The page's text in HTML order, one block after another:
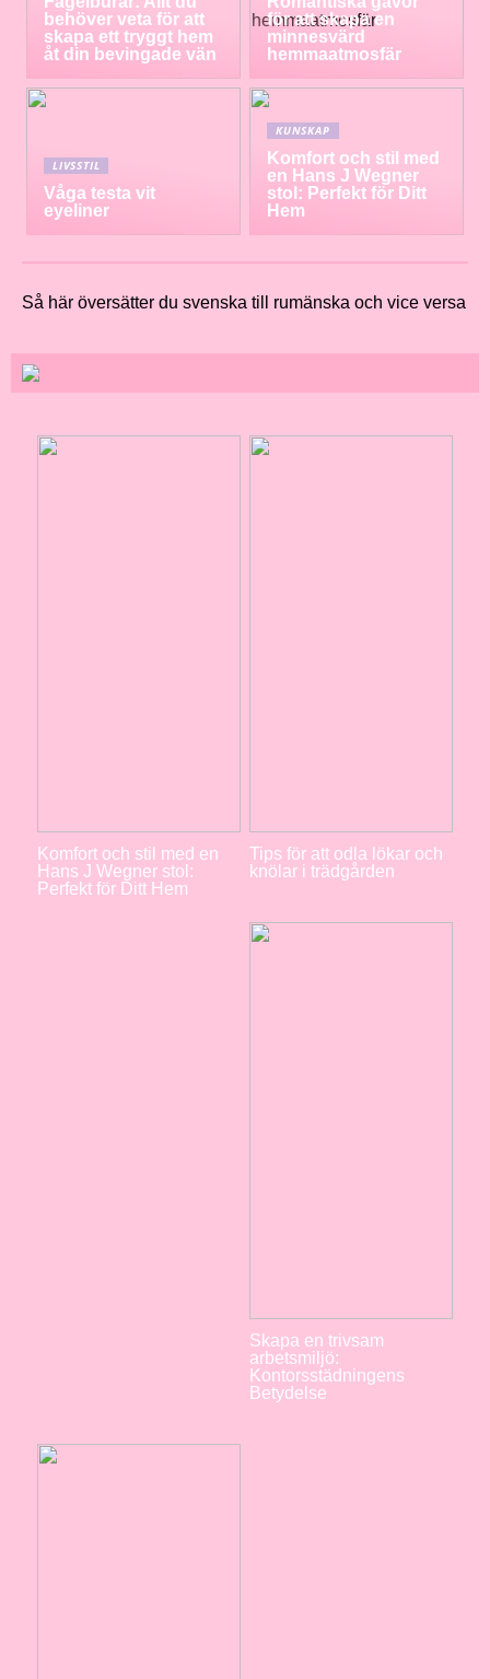
behöver veta för att
skapa ett tryggt hem
åt din bevingade vän
för att skapa en
minnesvärd
hemmaatmosfär
LIVSSTIL
Våga testa vit
eyeliner
KUNSKAP
Komfort och stil med
en Hans J Wegner
stol: Perfekt för Ditt
Hem
Så här översätter du svenska till rumänska och vice versa
Komfort och stil med en
Hans J Wegner stol:
Perfekt för Ditt Hem
Tips för att odla lökar och
knölar i trädgården
Skapa en trivsam
arbetsmiljö:
Kontorsstädningens
Betydelse